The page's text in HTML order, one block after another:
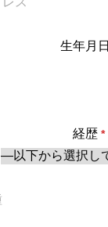
生年月日
経歴 *